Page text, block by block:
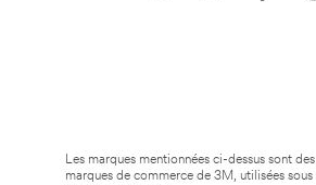
Les marques mentionnées ci-dessus sont des
marques de commerce de 3M, utilisées sous